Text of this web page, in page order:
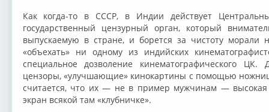
Как когда-то в СССР, в Индии действует
государственный цензурный орган, который
выпускаемую в стране, и борется за чистоту морали
«объехать» ни одному из индийских
специальное дозволение кинематографического
цензоры, «улучшающие» кинокартины с помощью
считается, что их — не в пример мужчинам — высокая
экран всякой там «клубничке».